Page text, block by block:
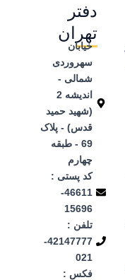
دفتر
تهران
خیابان
سهروردی
شمالی -
اندیشه 2
(شهید حمید
قدس) - پلاک
69 - طبقه
چهارم
کد پستی :
46611-
15696
تلفن :
42147777-
021
فکس :